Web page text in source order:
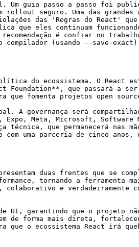
Um guia passo a passo foi
rollout seguro. Uma das
das 'Regras do React' que
que eles continuam
é confiar no
compilador (usando --save-
do ecossistema. O React
Foundation**, que passará a
que fomenta projetos open
A governança será
Meta, Microsoft, Software
que permanecerá nas
uma parceria de cinco
duas frentes que se
tornando a ferramenta
e verdadeiramente
UI, garantindo que o projeto
de forma mais direta,
que o ecossistema React irá